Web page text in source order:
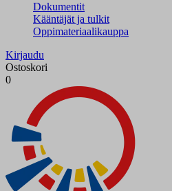
Dokumentit
Kääntäjät ja tulkit
Oppimateriaalikauppa
Kirjaudu
Ostoskori
0